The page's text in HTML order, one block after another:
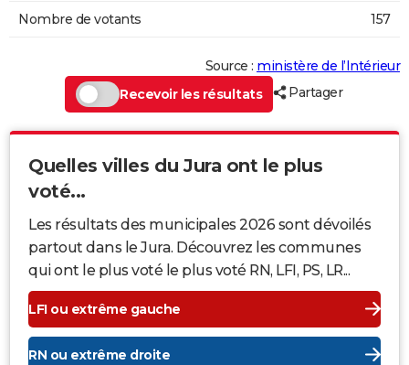
Nombre de votants 157
Source : ministère de l’Intérieur
Recevoir les résultats
Partager
Quelles villes du Jura ont le plus
voté...
Les résultats des municipales 2026 sont dévoilés
partout dans le Jura. Découvrez les communes
qui ont le plus voté le plus voté RN, LFI, PS, LR...
LFI ou extrême gauche
RN ou extrême droite